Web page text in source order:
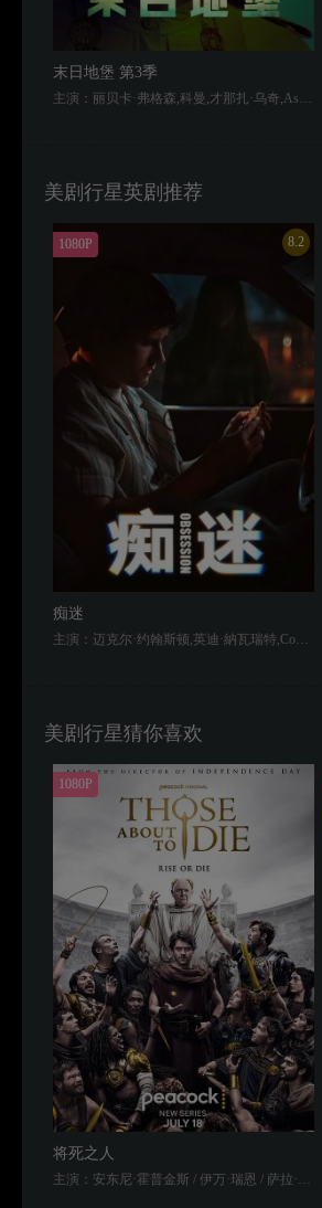
末日地堡 第3季
主演：丽贝卡·弗格森,科曼,才那扎·乌奇,Ashley Zukerman,肖恩·麦克雷,Remmie Milner,亚历山大·莱利,里德·伯尼
美剧行星英剧推荐
1080P 8.2
痴迷
美剧行星猜你喜欢
1080P
将死之人
主演：安东尼·霍普金斯 / 伊万·瑞恩 / 萨拉·马丁斯 / 汤姆·休斯 / 乔乔·马卡里 / 莫·哈西姆 / 约翰内斯·豪克尔·约翰内森 / 鲁伯特·彭利-琼斯 / 贾布瑞拉·派申 / 迪米特里·列奥尼达斯 / 埃米利奥·萨卡里亚 / 大卫·乌拉瓦 / 佩佩·巴罗佐 / 贡萨洛·阿尔梅达 / 恩尼科·萨伽多伊 / 罗马纳·马乔拉·韦尔加诺 / 米娅·麦戈文·扎伊尼 / Kyle Rowe / Giulia Nunnari / Victor von Schirach / Theodore max Gravina / 安吉丽卡·德维 / 布鲁诺·比洛塔 / Lara Wolf / Michael Maggi / 阿德里安·布薛特 / 达维德·特治 / Michael Bundred / Leone Girlanda / 加布丽埃尔·沙尔尼茨基 / Marco Gambino / Eleonora Gaggero / 彼得罗·拉古萨 / 亚历山德罗·贝德蒂